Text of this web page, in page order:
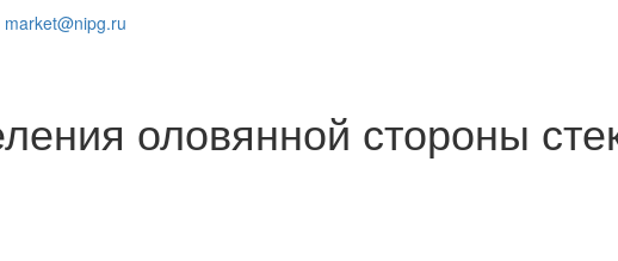
market@nipg.ru
оловянной стороны